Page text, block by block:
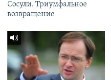
Сосули. Триумфальное
возвращение